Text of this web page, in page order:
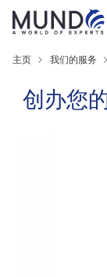
主页 我们的服务
创办您